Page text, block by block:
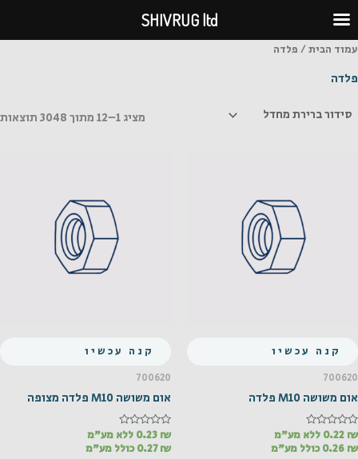
לתוכן
עמוד הבית/ פלדה
פלדה
מציג 1–12 מתוך 3048 תוצאות
קנה עכשיו
700620
אום משושה M10 פלדה
דורג
מתוך
0.22 ₪
ללא מע"מ
0.26 ₪ כולל מע"מ
קנה עכשיו
700620
אום משושה M10 פלדה מצופה
דורג
מתוך
0.23 ₪
ללא מע"מ
0.27₪ כולל מע"מ
SHIVRUG ltd